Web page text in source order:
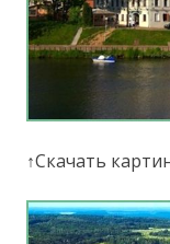
↑Скачать